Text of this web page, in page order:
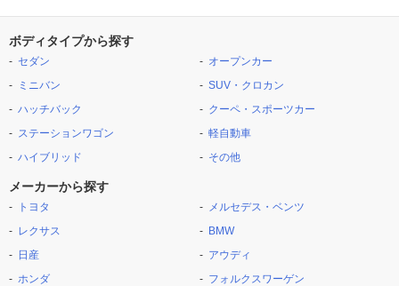
ボディタイプから探す
セダン
ミニバン
ハッチバック
ステーションワゴン
ハイブリッド
オープンカー
SUV・クロカン
クーペ・スポーツカー
軽自動車
その他
メーカーから探す
トヨタ
レクサス
日産
ホンダ
メルセデス・ベンツ
BMW
アウディ
フォルクスワーゲン